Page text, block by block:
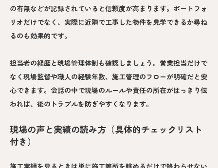
の有無などが記録されていると信頼度が高まります。ポートフォ
リオだけでなく、実際に近隣で工事した物件を見学できるか尋ね
るのも効果的です。
担当者の経歴と現場管理体制も確認しましょう。営業担当だけで
なく現場監督や職人の経験年数、施工管理のフローが明確だと安
心できます。会話の中で現場のルールや責任の所在がはっきり伝
われば、後のトラブルを防ぎやすくなります。
現場の声と実績の読み方（具体的チェックリスト
付き）
施工実績を見るときは単に施工箇所を眺めるだけで終わらせない